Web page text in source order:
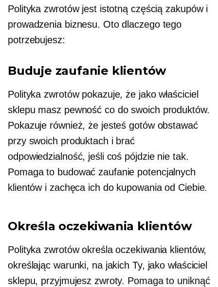
Polityka zwrotów jest istotną częścią zakupów i
prowadzenia biznesu. Oto dlaczego tego
potrzebujesz:
Buduje zaufanie klientów
Polityka zwrotów pokazuje, że jako właściciel
sklepu masz pewność co do swoich produktów.
Pokazuje również, że jesteś gotów obstawać
przy swoich produktach i brać
odpowiedzialność, jeśli coś pójdzie nie tak.
Pomaga to budować zaufanie potencjalnych
klientów i zachęca ich do kupowania od Ciebie.
Określa oczekiwania klientów
Polityka zwrotów określa oczekiwania klientów,
określając warunki, na jakich Ty, jako właściciel
sklepu, przyjmujesz zwroty. Pomaga to uniknąć